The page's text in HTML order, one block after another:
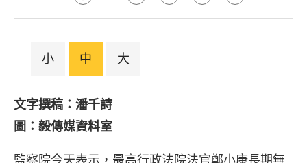
小 中 大
文字撰稿：潘千詩
圖：毅傳媒資料室